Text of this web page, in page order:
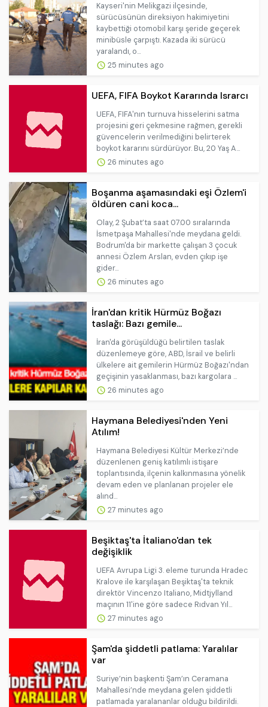
Kayseri'nin Melikgazi ilçesinde,
sürücüsünün direksiyon hakimiyetini
kaybettiği otomobil karşı şeride geçerek
minibüsle çarpıştı. Kazada iki sürücü
yaralandı, o...
25 minutes ago
UEFA, FIFA Boykot Kararında Israrcı
UEFA, FIFA'nın turnuva hisselerini satma
projesini geri çekmesine rağmen, gerekli
güvencelerin verilmediğini belirterek
boykot kararını sürdürüyor. Bu, 20 Yaş A...
26 minutes ago
Boşanma aşamasındaki eşi Özlem'i
öldüren cani koca...
Olay, 2 Şubat’ta saat 07.00 sıralarında
İsmetpaşa Mahallesi'nde meydana geldi.
Bodrum'da bir markette çalışan 3 çocuk
annesi Özlem Arslan, evden çıkıp işe
gider...
26 minutes ago
İran'dan kritik Hürmüz Boğazı
taslağı: Bazı gemile...
İran'da görüşüldüğü belirtilen taslak
düzenlemeye göre, ABD, İsrail ve belirli
ülkelere ait gemilerin Hürmüz Boğazı'ndan
geçişinin yasaklanması, bazı kargolara ...
26 minutes ago
Haymana Belediyesi'nden Yeni
Atılım!
Haymana Belediyesi Kültür Merkezi’nde
düzenlenen geniş katılımlı istişare
toplantısında, ilçenin kalkınmasına yönelik
devam eden ve planlanan projeler ele
alınd...
27 minutes ago
Beşiktaş'ta İtaliano'dan tek
değişiklik
UEFA Avrupa Ligi 3. eleme turunda Hradec
Kralove ile karşılaşan Beşiktaş'ta teknik
direktör Vincenzo Italiano, Midtjylland
maçının 11'ine göre sadece Rıdvan Yıl...
27 minutes ago
Şam'da şiddetli patlama: Yaralılar
var
Suriye’nin başkenti Şam’ın Ceramana
Mahallesi’nde meydana gelen şiddetli
patlamada yaralananlar olduğu bildirildi.